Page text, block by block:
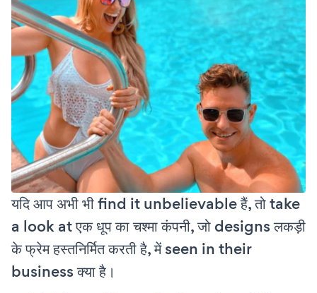
यदि आप अभी भी find it unbelievable हैं, तो take
a look at एक धूप का चश्मा कंपनी, जो designs लकड़ी
के फ्रेम हस्तनिर्मित करती है, में seen in their
business क्या है।